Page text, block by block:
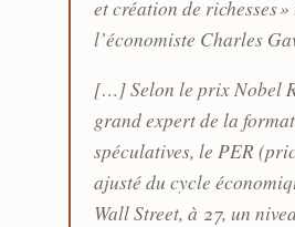
et création de richesses
l’économiste Charles
[…] Selon le prix Nobel
grand expert de la
spéculatives, le PER
ajusté du cycle
Wall Street, à 27, un